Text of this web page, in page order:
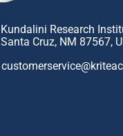
Kundalini Research
Santa Cruz, NM 87567,